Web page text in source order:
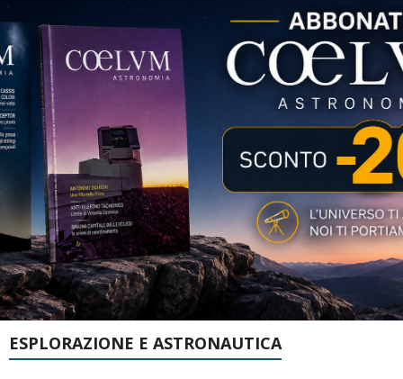
ESPLORAZIONE E ASTRONAUTICA